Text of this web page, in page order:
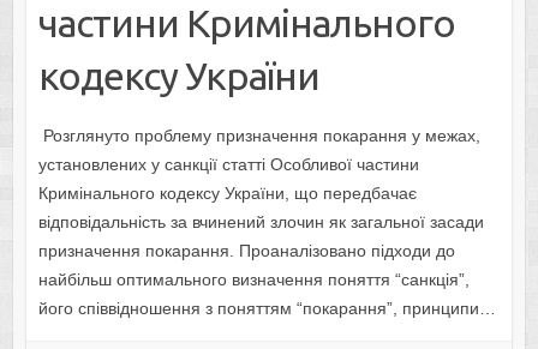
частини Кримінального
кодексу України
Розглянуто проблему призначення покарання у межах,
установлених у санкції статті Особливої частини
Кримінального кодексу України, що передбачає
відповідальність за вчинений злочин як загальної засади
призначення покарання. Проаналізовано підходи до
найбільш оптимального визначення поняття “санкція”,
його співвідношення з поняттям “покарання”, принципи…